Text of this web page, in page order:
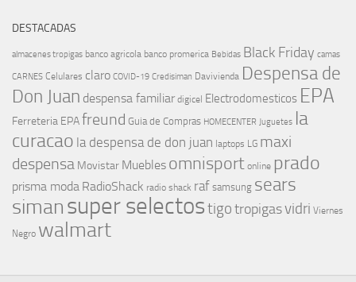
DESTACADAS
almacenes tropigas banco agricola banco promerica Bebidas Black Friday camas
CARNES Celulares claro COVID-19 Credisiman Davivienda Despensa de
Don Juan despensa familiar digicel Electrodomesticos EPA
Ferreteria EPAfreund Guia de Compras HOMECENTER Juguetes la
curacao la despensa de don juan laptops LG maxi
despensa Movistar Muebles omnisport online prado
prisma moda RadioShack radio shack raf samsung sears
simansuper selectostigotropigasvidri Viernes
Negro walmart